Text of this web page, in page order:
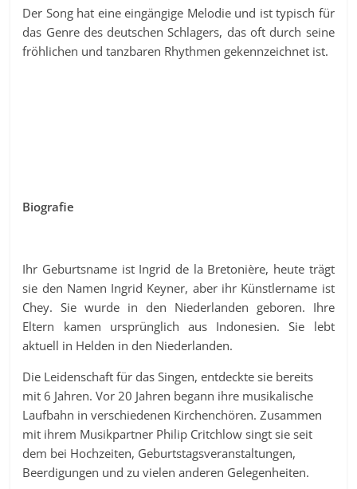
Der Song hat eine eingängige Melodie und ist typisch für
das Genre des deutschen Schlagers, das oft durch seine
fröhlichen und tanzbaren Rhythmen gekennzeichnet ist.
Biografie
Ihr Geburtsname ist Ingrid de la Bretonière, heute trägt
sie den Namen Ingrid Keyner, aber ihr Künstlername ist
Chey. Sie wurde in den Niederlanden geboren. Ihre
Eltern kamen ursprünglich aus Indonesien. Sie lebt
aktuell in Helden in den Niederlanden.
Die Leidenschaft für das Singen, entdeckte sie bereits
mit 6 Jahren. Vor 20 Jahren begann ihre musikalische
Laufbahn in verschiedenen Kirchenchören. Zusammen
mit ihrem Musikpartner Philip Critchlow singt sie seit
dem bei Hochzeiten, Geburtstagsveranstaltungen,
Beerdigungen und zu vielen anderen Gelegenheiten.